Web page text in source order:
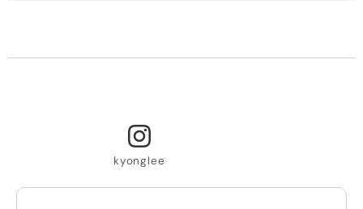
kyonglee